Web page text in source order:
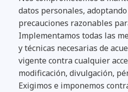
datos personales,
precauciones razonables
Implementamos todas las
y técnicas necesarias de
vigente contra cualquier
modificación, divulgación,
Exigimos e imponemos